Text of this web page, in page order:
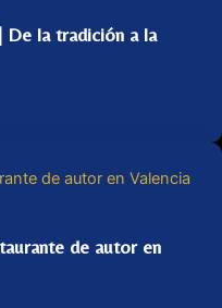
De la tradición a la
de autor en